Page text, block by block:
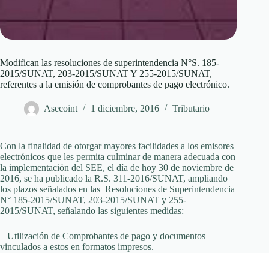
Modifican las resoluciones de superintendencia N°S. 185-
2015/SUNAT, 203-2015/SUNAT Y 255-2015/SUNAT,
referentes a la emisión de comprobantes de pago electrónico.
Asecoint 1 diciembre, 2016 Tributario
Con la finalidad de otorgar mayores facilidades a los emisores
electrónicos que les permita culminar de manera adecuada con
la implementación del SEE, el día de hoy 30 de noviembre de
2016, se ha publicado la R.S. 311-2016/SUNAT, ampliando
los plazos señalados en las Resoluciones de Superintendencia
N° 185-2015/SUNAT, 203-2015/SUNAT y 255-
2015/SUNAT, señalando las siguientes medidas:
– Utilización de Comprobantes de pago y documentos
vinculados a estos en formatos impresos.